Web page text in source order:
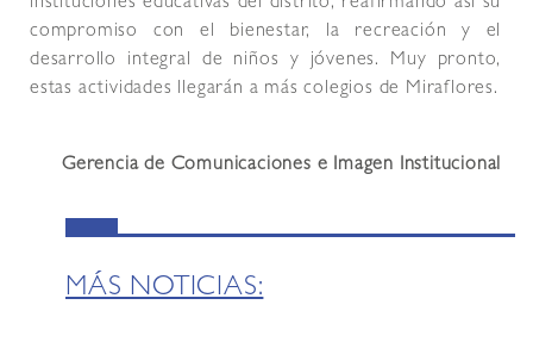
compromiso con el bienestar, la recreación y el
desarrollo integral de niños y jóvenes. Muy pronto,
estas actividades llegarán a más colegios de Miraflores.
Gerencia de Comunicaciones e Imagen Institucional
MÁS NOTICIAS: